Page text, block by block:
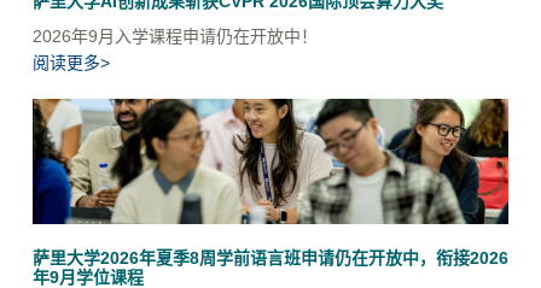
2026年9月入学课程申请仍在开放中！
阅读更多>
萨里大学2026年夏季8周学前语言班申请仍在开放中，衔接2026
年9月学位课程